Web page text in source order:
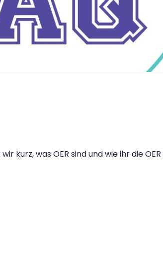
kurz, was OER sind und wie ihr die